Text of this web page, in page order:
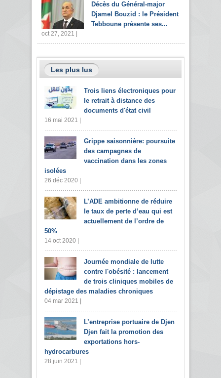
Décès du Général-major
Djamel Bouzid : le Président
Tebboune présente ses...
oct 27, 2021 |
Les plus lus
Trois liens électroniques pour
le retrait à distance des
documents d'état civil
16 mai 2021 |
Grippe saisonnière: poursuite
des campagnes de
vaccination dans les zones
isolées
26 déc 2020 |
L’ADE ambitionne de réduire
le taux de perte d’eau qui est
actuellement de l’ordre de
50%
14 oct 2020 |
Journée mondiale de lutte
contre l'obésité : lancement
de trois cliniques mobiles de
dépistage des maladies chroniques
04 mar 2021 |
L’entreprise portuaire de Djen
Djen fait la promotion des
exportations hors-
hydrocarbures
28 juin 2021 |